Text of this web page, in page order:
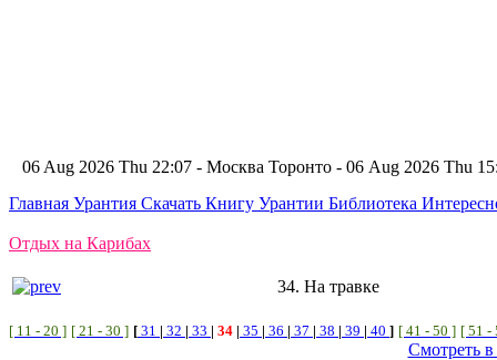
06 Aug 2026 Thu 22:07 - Москва Торонто - 06 Aug 2026 Thu
Главная Урантия Скачать Книгу Урантии Библиотека
Отдых на Карибах
34. На травке
[ 11 - 20 ] [ 21 - 30 ] [ 31 | 32 | 33 | 34 | 35 | 36 | 37 | 38 | 39 | 40 ] [ 41 - 50 ] [ 51 -
Смотреть